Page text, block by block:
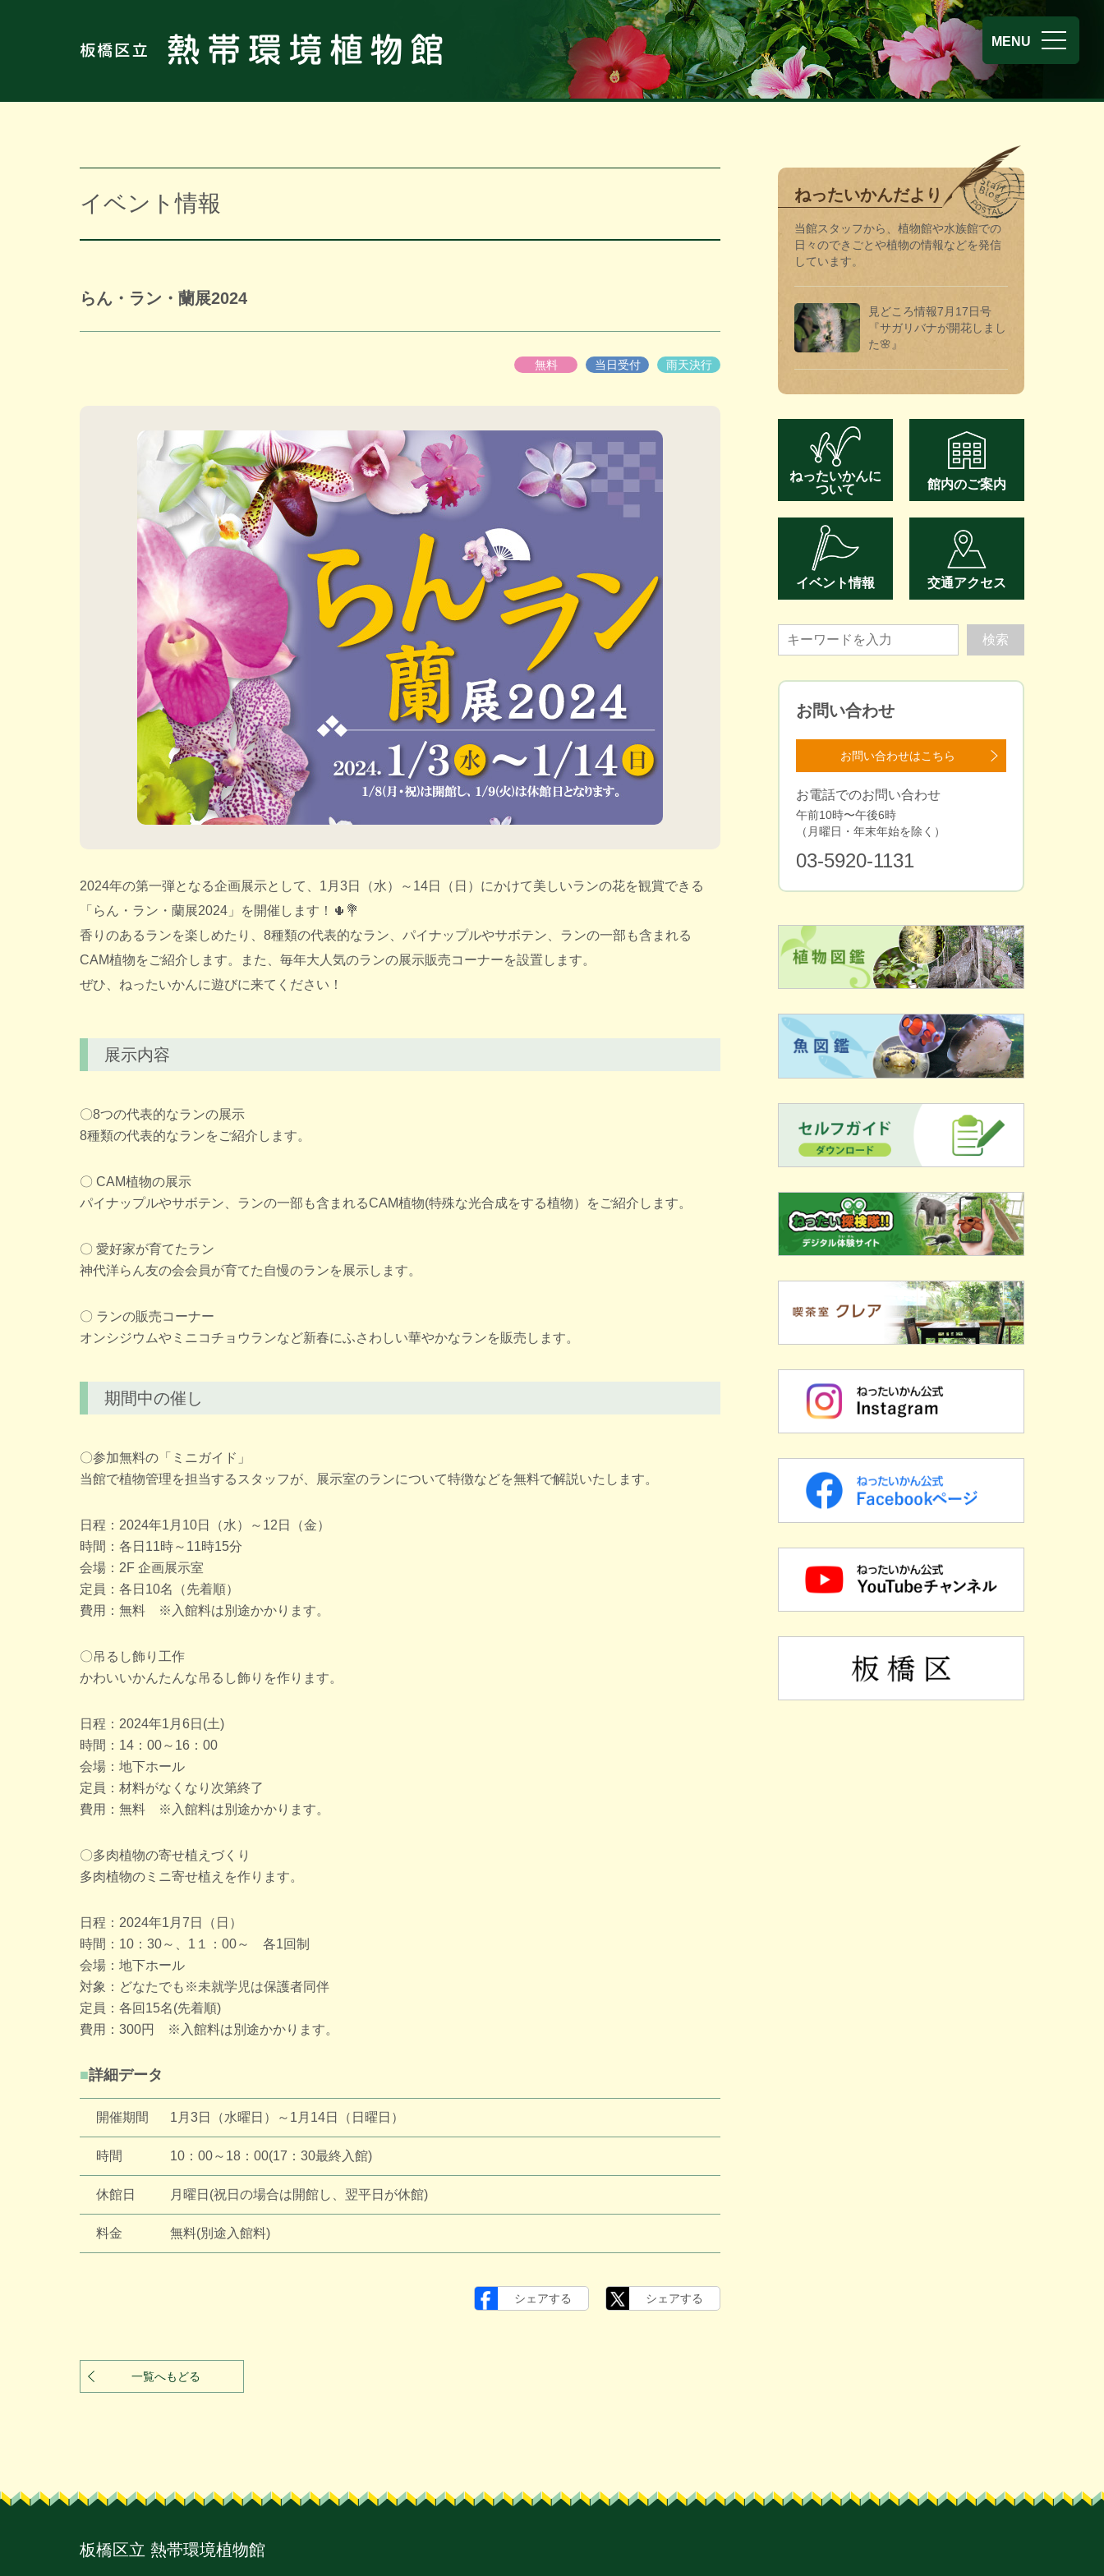
板橋区立 熱帯環境植
MENU
イベント情報
らん・ラン・蘭展2024
無料 当日受付 雨天決行
2024年の第一弾となる企画展示として、1月3日（水）～14日（日）にかけて美しいランの花を観賞できる
「らん・ラン・蘭展2024」を開催します！🌵💐
香りのあるランを楽しめたり、8種類の代表的なラン、パイナップルやサボテン、ランの一部も含まれる
CAM植物をご紹介します。また、毎年大人気のランの展示販売コーナーを設置します。
ぜひ、ねったいかんに遊びに来てください！
展示内容
〇8つの代表的なランの展示
8種類の代表的なランをご紹介します。
〇 CAM植物の展示
パイナップルやサボテン、ランの一部も含まれるCAM植物(特殊な光合成をする植物）をご紹介します。
〇 愛好家が育てたラン
神代洋らん友の会会員が育てた自慢のランを展示します。
〇 ランの販売コーナー
オンシジウムやミニコチョウランなど新春にふさわしい華やかなランを販売します。
期間中の催し
〇参加無料の「ミニガイド」
当館で植物管理を担当するスタッフが、展示室のランについて特徴などを無料で解説いたします。
日程：2024年1月10日（水）～12日（金）
時間：各日11時～11時15分
会場：2F 企画展示室
定員：各日10名（先着順）
費用：無料 ※入館料は別途かかります。
〇吊るし飾り工作
かわいいかんたんな吊るし飾りを作ります。
日程：2024年1月6日(土)
時間：14：00～16：00
会場：地下ホール
定員：材料がなくなり次第終了
費用：無料 ※入館料は別途かかります。
〇多肉植物の寄せ植えづくり
多肉植物のミニ寄せ植えを作ります。
日程：2024年1月7日（日）
時間：10：30～、1１：00～ 各1回制
会場：地下ホール
対象：どなたでも※未就学児は保護者同伴
定員：各回15名(先着順)
費用：300円 ※入館料は別途かかります。
詳細データ
開催期間 1月3日（水曜日）～1月14日（日曜日）
時間 10：00～18：00(17：30最終入館)
休館日 月曜日(祝日の場合は開館し、翌平日が休館)
料金 無料(別途入館料)
シェアする シェアする
一覧へもどる
ねったいかんだより
当館スタッフから、植物館や水族館での
日々のできごとや植物の情報などを発信
しています。
見どころ情報7月17日号
『サガリバナが開花しまし
た🌸』
ねったいかんに
ついて
館内のご案内
イベント情報 交通アクセス
お問い合わせ
お問い合わせはこちら
お電話でのお問い合わせ
午前10時〜午後6時
（⽉曜⽇・年末年始を除く）
03-5920-1131
板橋区立 熱帯環境植物館